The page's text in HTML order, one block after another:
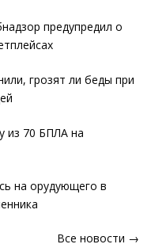
предупредил о
грозят ли беды при
из 70 БПЛА на
на орудующего в
Все новости →